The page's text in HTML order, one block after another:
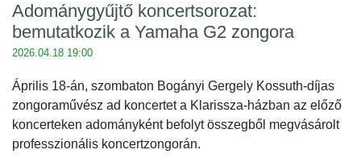
Adománygyűjtő koncertsorozat:
bemutatkozik a Yamaha G2 zongora
2026.04.18 19:00
Április 18-án, szombaton Bogányi Gergely Kossuth-díjas
zongoraművész ad koncertet a Klarissza-házban az előző
koncerteken adományként befolyt összegből megvásárolt
professzionális koncertzongorán.